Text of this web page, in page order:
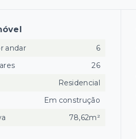
andar
6
26
Residencial
Em construção
78,62m²